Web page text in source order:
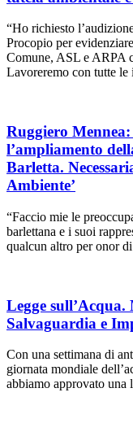
“Ho richiesto
Procopio per
Comune, ASL e ARPA
Lavoreremo con tutte
Ruggiero Mennea:
l’ampliamento
Barletta.
Ambiente’
“Faccio mie le
barlettana e i suoi
qualcun altro per onor
Legge
Salvaguardia e
Con una settimana di
giornata mondiale
abbiamo approvato una